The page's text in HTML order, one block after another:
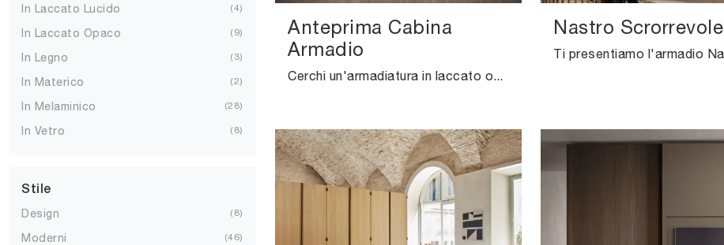
In Laccato Lucido 4
In Laccato Opaco 9
In Legno 3
In Materico 2
In Melaminico 28
In Vetro 8
Stile
Design 8
Moderni 46
Anteprima Cabina
Armadio
Cerchi un'armadiatura in laccato opaco? Clicca e scopri armadi cabine armadio con ante scorrevoli di Pianca.
Nastro Scrorrevole